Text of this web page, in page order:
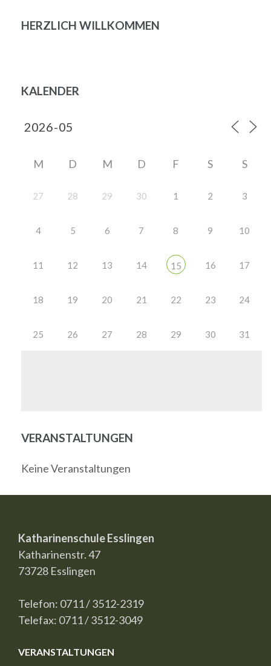
HERZLICH WILLKOMMEN
KALENDER
M D M D F S S
27 28 29 30 1 2 3
4 5 6 7 8 9 10
11 12 13 14 15 16 17
18 19 20 21 22 23 24
25 26 27 28 29 30 31
VERANSTALTUNGEN
Keine Veranstaltungen
Katharinenschule Esslingen
Katharinenstr. 47
73728 Esslingen
Telefon: 0711 / 3512-2319
Telefax: 0711 / 3512-3049
VERANSTALTUNGEN